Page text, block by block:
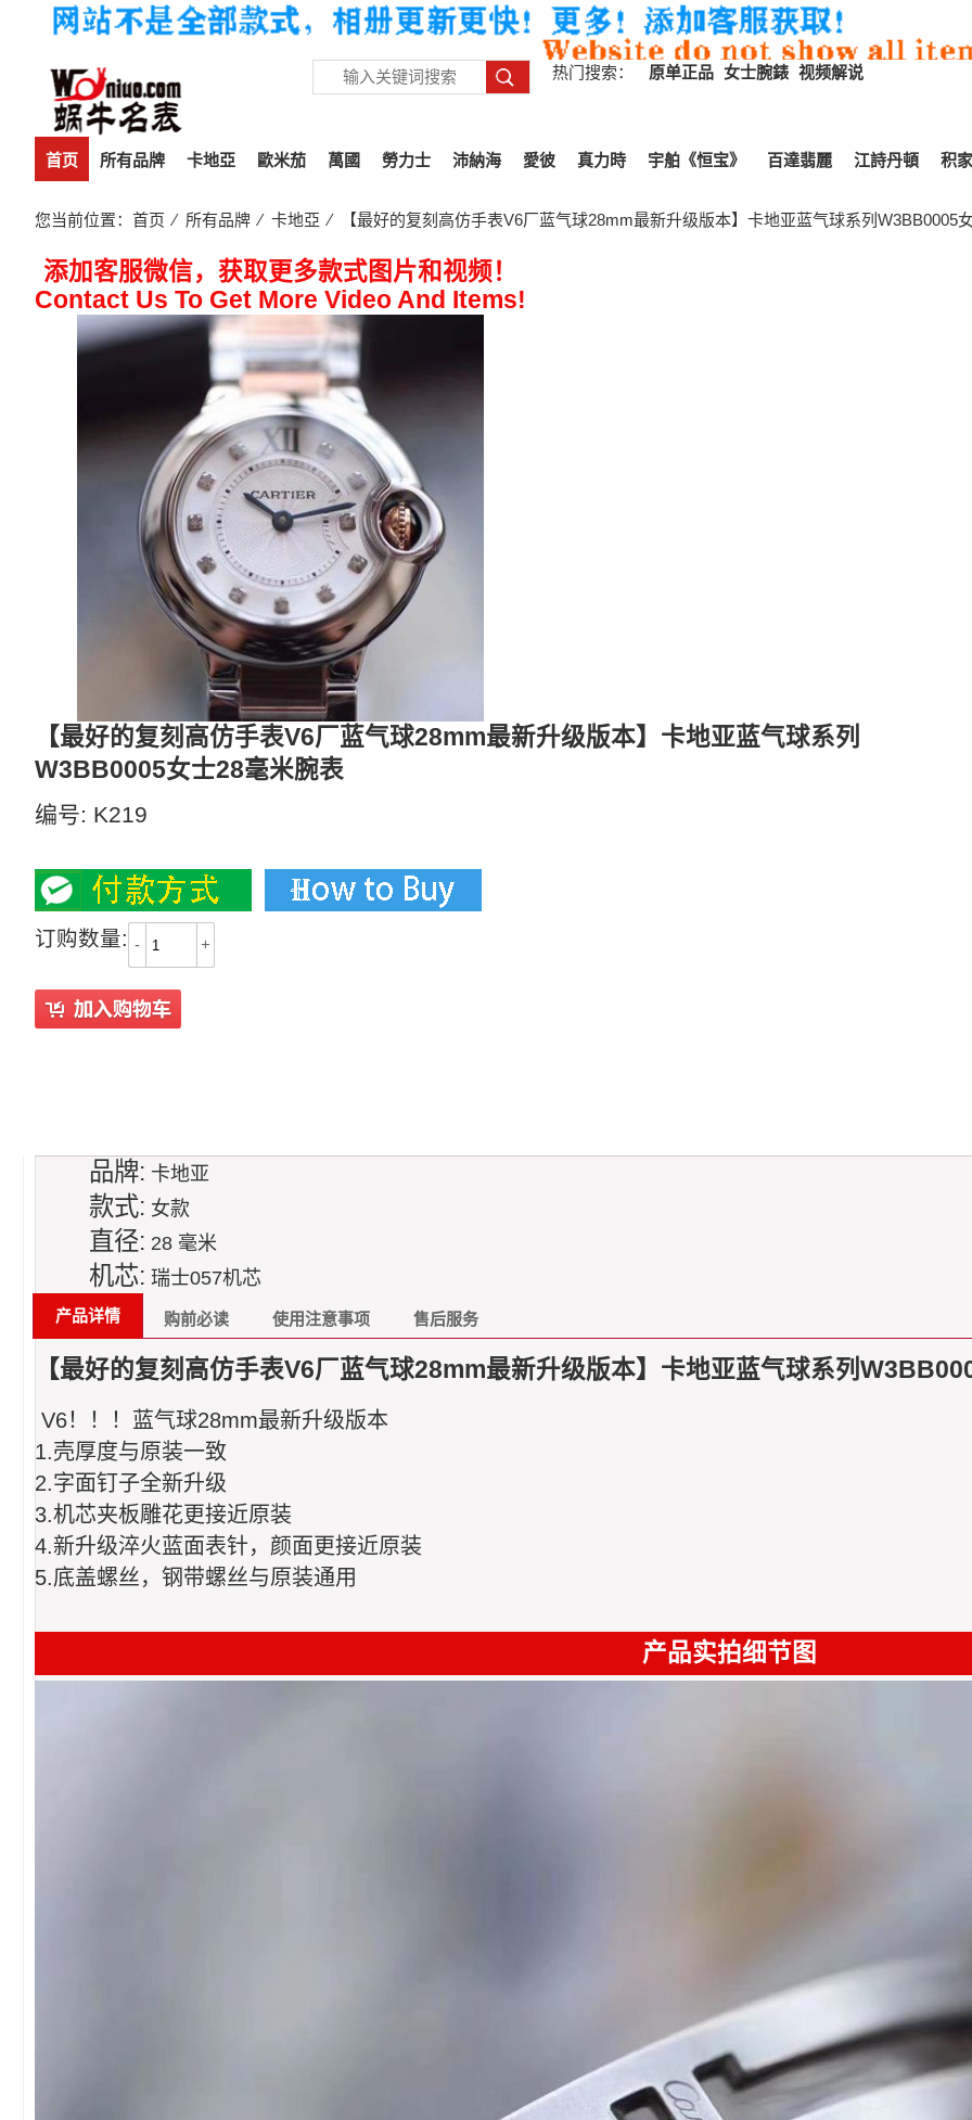
热门搜索： 原单正品 女士腕錶 视频解说
首页 所有品牌 卡地亞 歐米茄 萬國 勞力士 沛納海 愛彼 真力時 宇舶《恒宝》 百達翡麗 江詩丹頓 积家
您当前位置： 首页 ⁄ 所有品牌 ⁄ 卡地亞 ⁄ 【最好的复刻高仿手表V6厂蓝气球28mm最新升级版本】卡地亚蓝气球系列W3BB0005
添加客服微信，获取更多款式图片和视频！
Contact Us To Get More Video And Items!
【最好的复刻高仿手表V6厂蓝气球28mm最新升级版本】卡地亚蓝气球系列
W3BB0005女士28毫米腕表
编号: K219
订购数量: - +
品牌: 卡地亚
款式: 女款
直径: 28 毫米
机芯: 瑞士057机芯
产品详情 购前必读 使用注意事项 售后服务
【最好的复刻高仿手表V6厂蓝气球28mm最新升级版本】卡地亚蓝气球系列
V6！！！蓝气球28mm最新升级版本
1.壳厚度与原装一致
2.字面钉子全新升级
3.机芯夹板雕花更接近原装
4.新升级淬火蓝面表针，颜面更接近原装
5.底盖螺丝，钢带螺丝与原装通用
产品实拍细节图